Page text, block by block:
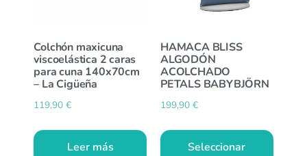
Colchón maxicuna
viscoelástica 2 caras
para cuna 140x70cm
– La Cigüeña
119,90€
Leer más
HAMACA BLISS
ALGODÓN
ACOLCHADO
PETALS BABYBJÖRN
199,90 €
Seleccionar